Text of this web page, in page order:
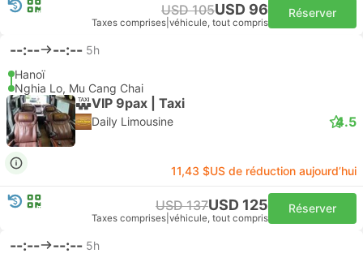
USD 105USD 96
Taxes comprises véhicule, tout compris
Réserver
--:-- --:-- 5h
Hanoï
Nghia Lo, Mu Cang Chai
VIP 9pax | Taxi
Daily Limousine 4.5
11,43 $US de réduction aujourd’hui
USD 137USD 125
Taxes comprises véhicule, tout compris
Réserver
--:-- --:-- 5h